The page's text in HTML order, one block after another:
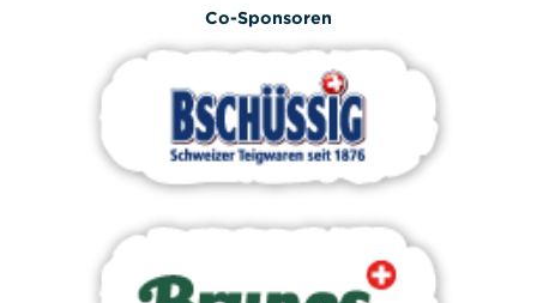
Co-Sponsoren